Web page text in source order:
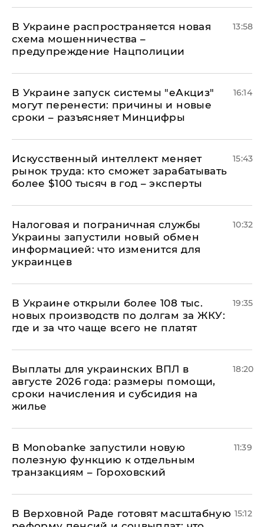
В Украине распространяется новая
схема мошенничества –
предупреждение Нацполиции
13:58
В Украине запуск системы "еАкциз"
могут перенести: причины и новые
сроки – разъясняет Минцифры
16:14
Искусственный интеллект меняет
рынок труда: кто сможет зарабатывать
более $100 тысяч в год – эксперты
15:43
Налоговая и пограничная службы
Украины запустили новый обмен
информацией: что изменится для
украинцев
10:32
В Украине открыли более 108 тыс.
новых производств по долгам за ЖКУ:
где и за что чаще всего не платят
19:35
Выплаты для украинских ВПЛ в
августе 2026 года: размеры помощи,
сроки начисления и субсидия на
жилье
18:20
В Мonobankе запустили новую
полезную функцию к отдельным
транзакциям – Гороховский
11:39
В Верховной Раде готовят масштабную 15:12